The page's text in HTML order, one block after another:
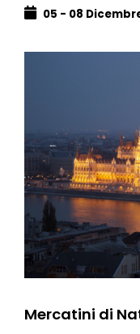
05 - 08
Mercatini di